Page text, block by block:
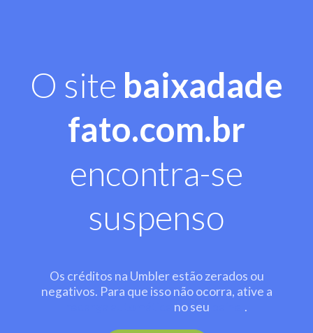
O site baixadade
fato.com.br
encontra-se
suspenso
Os créditos na Umbler estão zerados ou
negativos. Para que isso não ocorra, ative a
no seu .